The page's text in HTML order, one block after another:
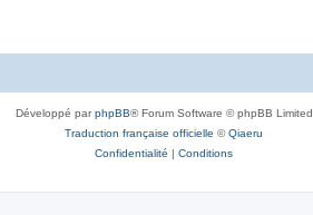
Développé parphpBB® Forum Software © phpBB Limited
Traduction française officielle ©Qiaeru
Confidentialité | Conditions